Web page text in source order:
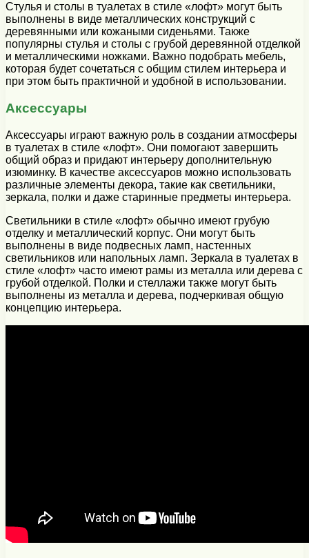
Стулья и столы в туалетах в стиле «лофт» могут быть
выполнены в виде металлических конструкций с
деревянными или кожаными сиденьями. Также
популярны стулья и столы с грубой деревянной отделкой
и металлическими ножками. Важно подобрать мебель,
которая будет сочетаться с общим стилем интерьера и
при этом быть практичной и удобной в использовании.
Аксессуары
Аксессуары играют важную роль в создании атмосферы
в туалетах в стиле «лофт». Они помогают завершить
общий образ и придают интерьеру дополнительную
изюминку. В качестве аксессуаров можно использовать
различные элементы декора, такие как светильники,
зеркала, полки и даже старинные предметы интерьера.
Светильники в стиле «лофт» обычно имеют грубую
отделку и металлический корпус. Они могут быть
выполнены в виде подвесных ламп, настенных
светильников или напольных ламп. Зеркала в туалетах в
стиле «лофт» часто имеют рамы из металла или дерева с
грубой отделкой. Полки и стеллажи также могут быть
выполнены из металла и дерева, подчеркивая общую
концепцию интерьера.